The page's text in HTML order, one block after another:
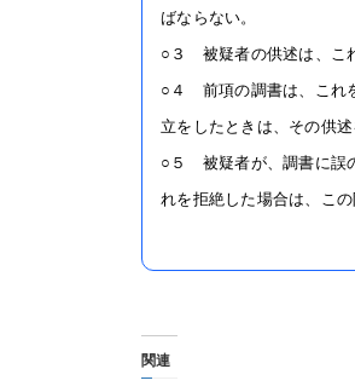
ばならない。
○３ 被疑者の供述は、こ
○４ 前項の調書は、これ
立をしたときは、その供
○５ 被疑者が、調書に誤
れを拒絶した場合は、この
関連